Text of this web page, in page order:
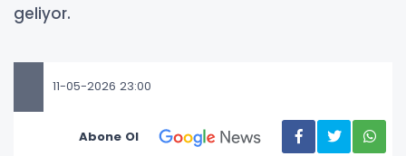
geliyor.
11-05-2026 23:00
Abone Ol